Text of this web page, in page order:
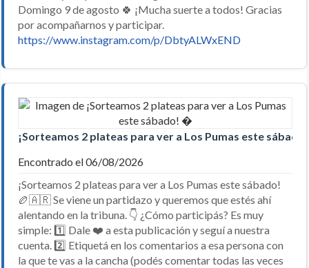
Domingo 9 de agosto 🍀 ¡Mucha suerte a todos! Gracias
por acompañarnos y participar.
https://www.instagram.com/p/DbtyALWxEND
¡Sorteamos 2 plateas para ver a Los Pumas este
Encontrado el 06/08/2026
¡Sorteamos 2 plateas para ver a Los Pumas este sábado!
🏉🇦🇷 Se viene un partidazo y queremos que estés ahí
alentando en la tribuna. 👇 ¿Cómo participás? Es muy
simple: 1️⃣ Dale ❤️ a esta publicación y seguí a nuestra
cuenta. 2️⃣ Etiquetá en los comentarios a esa persona con
la que te vas a la cancha (podés comentar todas las veces